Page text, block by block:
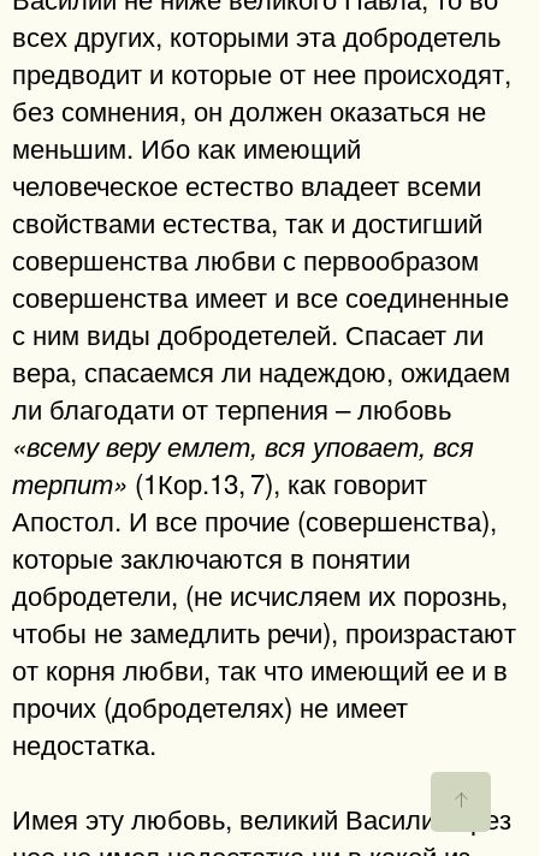
всех других, которыми эта добродетель
предводит и которые от нее происходят,
без сомнения, он должен оказаться не
меньшим. Ибо как имеющий
человеческое естество владеет всеми
свойствами естества, так и достигший
совершенства любви с первообразом
совершенства имеет и все соединенные
с ним виды добродетелей. Спасает ли
вера, спасаемся ли надеждою, ожидаем
ли благодати от терпения – любовь
«всему веру емлет, вся уповает, вся
терпит» (1Кор.13, 7), как говорит
Апостол. И все прочие (совершенства),
которые заключаются в понятии
добродетели, (не исчисляем их порознь,
чтобы не замедлить речи), произрастают
от корня любви, так что имеющий ее и в
прочих (добродетелях) не имеет
недостатка.
Имея эту любовь, великий Василий чрез